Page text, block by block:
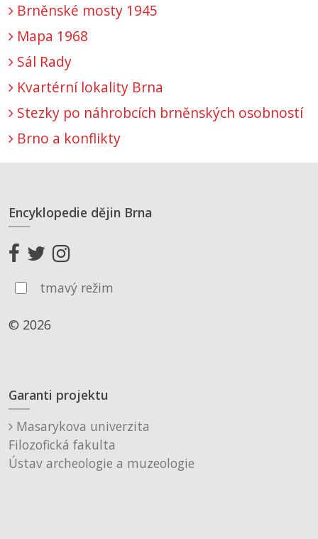
Brněnské mosty 1945
Mapa 1968
Sál Rady
Kvartérní lokality Brna
Stezky po náhrobcích brněnských osobností
Brno a konflikty
Encyklopedie dějin Brna
tmavý režim
© 2026
Garanti projektu
Masarykova univerzita
Filozofická fakulta
Ústav archeologie a muzeologie